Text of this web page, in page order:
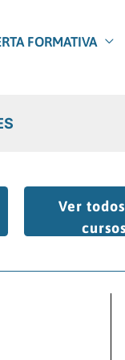
FORMATIVA
Ver
cursos